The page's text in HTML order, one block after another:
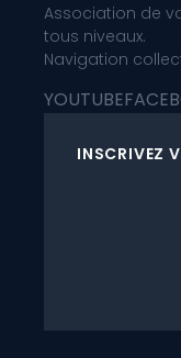
Association de
tous niveaux.
Navigation
YOUTUBE
INSCRIVEZ